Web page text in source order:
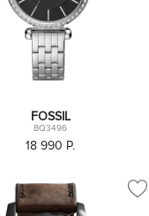
FOSSIL
BQ3496
18 990 P.